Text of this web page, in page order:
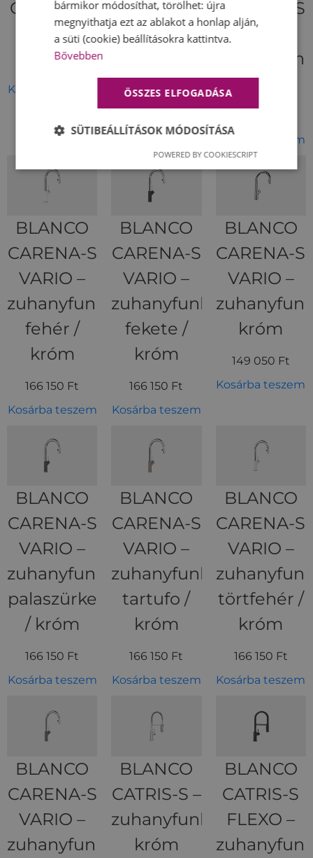
CARENA –
króm
Kosárba teszem
CARENA-S
–
króm
CARENA-S
VARIO –
antracit
Kosárba teszem
BLANCO
CARENA-S
VARIO –
zuhanyfunkciós
fehér /
króm
166 150 Ft
Kosárba teszem
BLANCO
CARENA-S
VARIO –
zuhanyfunkciós
fekete /
króm
166 150 Ft
Kosárba teszem
BLANCO
CARENA-S
VARIO –
króm
149 050 Ft
Kosárba teszem
BLANCO
CARENA-S
VARIO –
zuhanyfunkciós
palaszürke
/ króm
166 150 Ft
Kosárba teszem
BLANCO
CARENA-S
VARIO –
zuhanyfunkciós
tartufo /
króm
166 150 Ft
Kosárba teszem
BLANCO
CARENA-S
VARIO –
törtfehér /
króm
166 150 Ft
Kosárba teszem
BLANCO
CARENA-S
VARIO –
zuhanyfunkciós
BLANCO
CATRIS-S –
zuhanyfunkciós
króm
BLANCO
CATRIS-S
FLEXO –
bármikor módosíthat, törölhet: újra
megnyithatja ezt az ablakot a honlap alján,
a süti (cookie) beállításokra kattintva.
Bővebben
ÖSSZES ELFOGADÁSA
SÜTIBEÁLLÍTÁSOK MÓDOSÍTÁSA
POWERED BY COOKIESCRIPT